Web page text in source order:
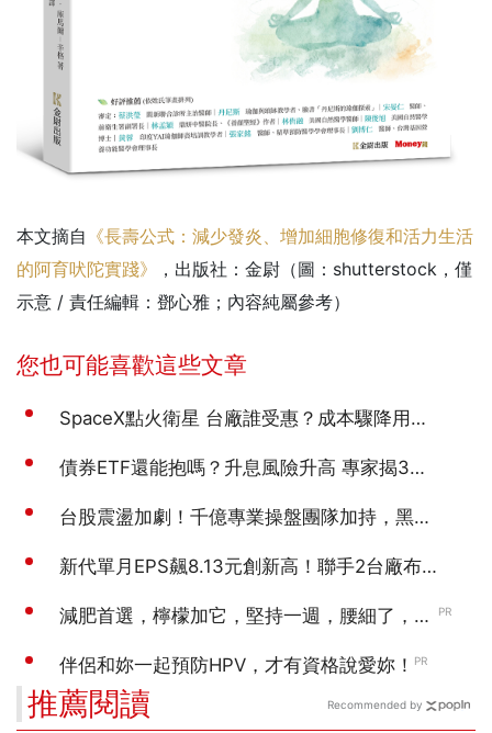
本文摘自 《長壽公式：減少發炎、增加細胞修復和活力生活
的阿育吠陀實踐》
，出版社：金尉（圖：shutterstock，僅
示意 / 責任編輯：鄧心雅；內容純屬參考）
推薦閱讀 Recommended by